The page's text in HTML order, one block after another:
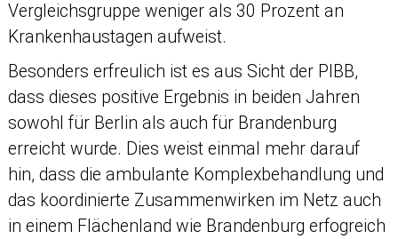
Vergleichsgruppe weniger als 30 Prozent an
Krankenhaustagen aufweist.
Besonders erfreulich ist es aus Sicht der PIBB,
dass dieses positive Ergebnis in beiden Jahren
sowohl für Berlin als auch für Brandenburg
erreicht wurde. Dies weist einmal mehr darauf
hin, dass die ambulante Komplexbehandlung und
das koordinierte Zusammenwirken im Netz auch
in einem Flächenland wie Brandenburg erfogreich